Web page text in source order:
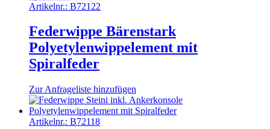
Artikelnr.: B72122
Federwippe Bärenstark
Polyetylenwippelement mit
Spiralfeder
Zur Anfrageliste hinzufügen
Artikelnr.: B72118